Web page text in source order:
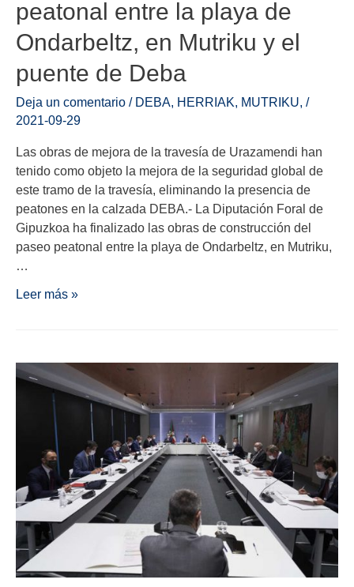
peatonal entre la playa de
Ondarbeltz, en Mutriku y el
puente de Deba
Deja un comentario / DEBA, HERRIAK, MUTRIKU, /
2021-09-29
Las obras de mejora de la travesía de Urazamendi han
tenido como objeto la mejora de la seguridad global de
este tramo de la travesía, eliminando la presencia de
peatones en la calzada DEBA.- La Diputación Foral de
Gipuzkoa ha finalizado las obras de construcción del
paseo peatonal entre la playa de Ondarbeltz, en Mutriku,
…
Leer más »